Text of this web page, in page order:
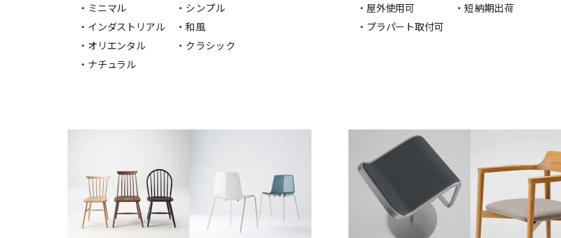
・ミニマル
・インダストリアル
・オリエンタル
・ナチュラル
・シンプル
・和風
・クラシック
・屋外使用可
・プラパート取付可
・短納期出荷